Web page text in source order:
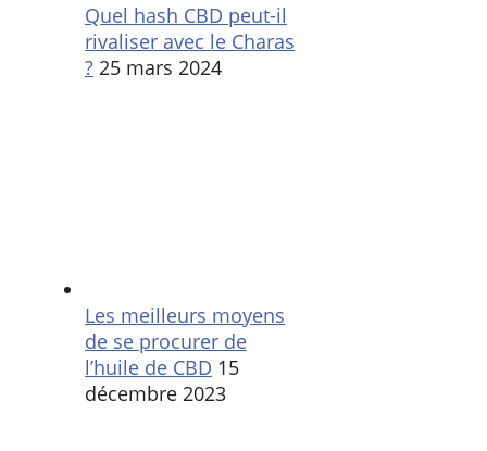
Quel hash CBD peut-il
rivaliser avec le Charas
? 25 mars 2024
Les meilleurs moyens
de se procurer de
l’huile de CBD 15
décembre 2023